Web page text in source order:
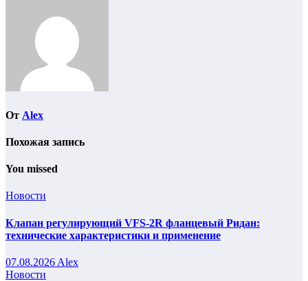
записям
От Alex
Похожая запись
You missed
Новости
Клапан регулирующий VFS-2R фланцевый Ридан:
технические характеристики и применение
07.08.2026 Alex
Новости